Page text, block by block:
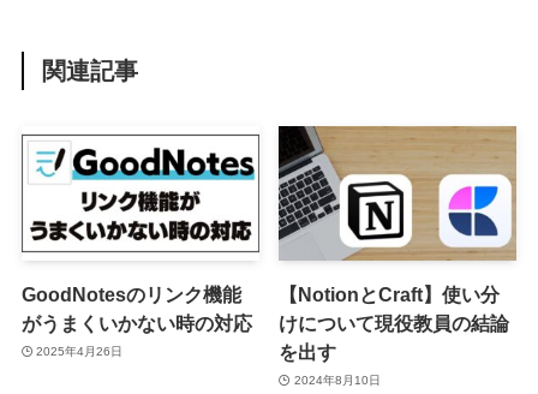
関連記事
GoodNotesのリンク機能
がうまくいかない時の対応
2025年4月26日
【NotionとCraft】使い分
けについて現役教員の結論
を出す
2024年8月10日